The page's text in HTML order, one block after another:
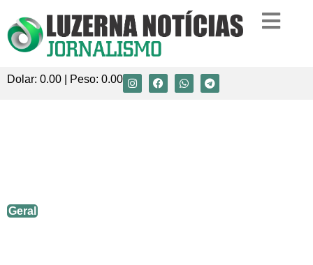
Dolar: 0.00 | Peso: 0.00
Geral